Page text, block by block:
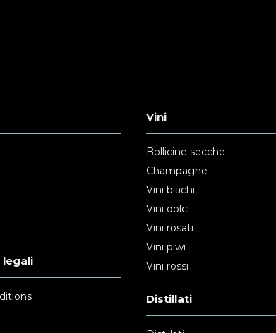
Vini
Bollicine secche
Champagne
Vini biachi
Vini dolci
Vini rosati
Vini piwi
Vini rossi
Distillati